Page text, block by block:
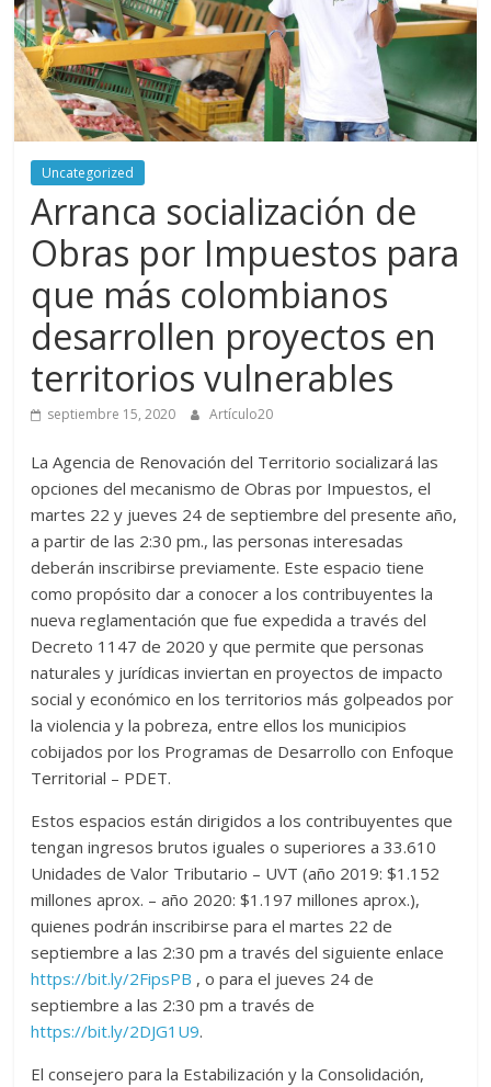
periodismo
digital
del
Politécnico
Grancolombiano
Uncategorized
Arranca socialización de
Obras por Impuestos para
que más colombianos
desarrollen proyectos en
territorios vulnerables
septiembre 15, 2020 Artículo20
La Agencia de Renovación del Territorio socializará las
opciones del mecanismo de Obras por Impuestos, el
martes 22 y jueves 24 de septiembre del presente año,
a partir de las 2:30 pm., las personas interesadas
deberán inscribirse previamente. Este espacio tiene
como propósito dar a conocer a los contribuyentes la
nueva reglamentación que fue expedida a través del
Decreto 1147 de 2020 y que permite que personas
naturales y jurídicas inviertan en proyectos de impacto
social y económico en los territorios más golpeados por
la violencia y la pobreza, entre ellos los municipios
cobijados por los Programas de Desarrollo con Enfoque
Territorial – PDET.
Estos espacios están dirigidos a los contribuyentes que
tengan ingresos brutos iguales o superiores a 33.610
Unidades de Valor Tributario – UVT (año 2019: $1.152
millones aprox. – año 2020: $1.197 millones aprox.),
quienes podrán inscribirse para el martes 22 de
septiembre a las 2:30 pm a través del siguiente enlace
https://bit.ly/2FipsPB , o para el jueves 24 de
septiembre a las 2:30 pm a través de
https://bit.ly/2DJG1U9.
El consejero para la Estabilización y la Consolidación,